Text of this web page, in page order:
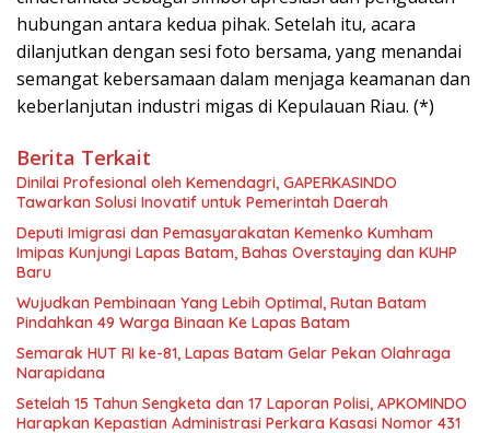
hubungan antara kedua pihak. Setelah itu, acara
dilanjutkan dengan sesi foto bersama, yang menandai
semangat kebersamaan dalam menjaga keamanan dan
keberlanjutan industri migas di Kepulauan Riau. (*)
Berita Terkait
Dinilai Profesional oleh Kemendagri, GAPERKASINDO
Tawarkan Solusi Inovatif untuk Pemerintah Daerah
Deputi Imigrasi dan Pemasyarakatan Kemenko Kumham
Imipas Kunjungi Lapas Batam, Bahas Overstaying dan KUHP
Baru
Wujudkan Pembinaan Yang Lebih Optimal, Rutan Batam
Pindahkan 49 Warga Binaan Ke Lapas Batam
Semarak HUT RI ke-81, Lapas Batam Gelar Pekan Olahraga
Narapidana
Setelah 15 Tahun Sengketa dan 17 Laporan Polisi, APKOMINDO
Harapkan Kepastian Administrasi Perkara Kasasi Nomor 431